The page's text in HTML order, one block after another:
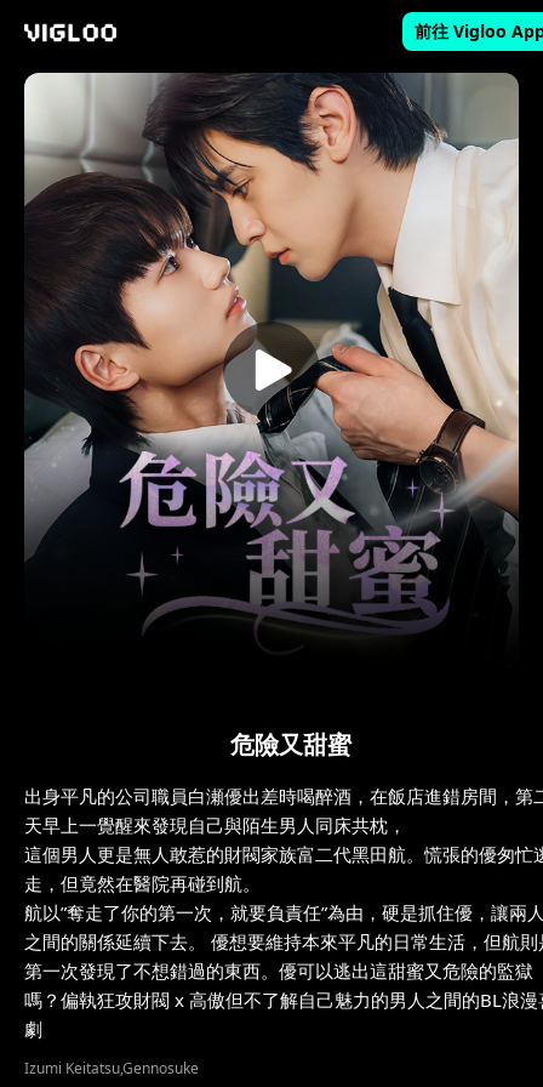
前往 Vigloo
危險又甜蜜
出身平凡的公司職員白瀬優出差時喝醉酒，在飯店進錯房間，第
天早上一覺醒來發現自己與陌生男人同床共枕，
這個男人更是無人敢惹的財閥家族富二代黑田航。慌張的優匆忙
走，但竟然在醫院再碰到航。
航以”奪走了你的第一次，就要負責任”為由，硬是抓住優，讓兩
之間的關係延續下去。 優想要維持本來平凡的日常生活，但航則
第一次發現了不想錯過的東西。優可以逃出這甜蜜又危險的監獄
嗎？偏執狂攻財閥 x 高傲但不了解自己魅力的男人之間的BL浪漫
劇
Izumi Keitatsu,Gennosuke